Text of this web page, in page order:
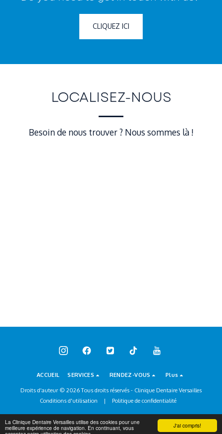
J'ai compris!
La Clinique Dentaire Versailles utilise des cookies pour une
meilleure expérience de navigation. En continuant, vous
CLIQUEZ ICI
LOCALISEZ-NOUS
Besoin de nous trouver ? Nous sommes là !
ACCUEIL SERVICES RENDEZ-VOUS Plus
Droits d'auteur © 2026 Tous droits réservés - Clinique Dentaire Versailles
Conditions d'utilisation | Politique de confidentialité